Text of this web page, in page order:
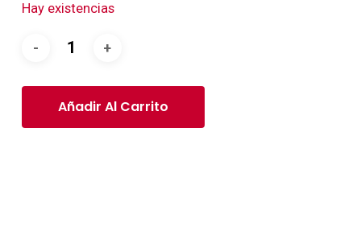
Hay existencias
Añadir Al Carrito